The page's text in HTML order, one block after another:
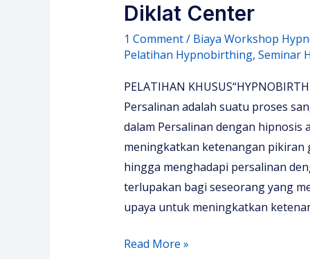
Diklat Center
1 Comment/ Biaya Workshop
Pelatihan Hypnobirthing, Seminar
PELATIHAN
Persalinan adalah suatu proses
dalam Persalinan dengan
meningkatkan ketenangan pikiran
hingga menghadapi persalinan
terlupakan bagi seseorang yang
upaya untuk meningkatkan
Pelatihan
Read More »